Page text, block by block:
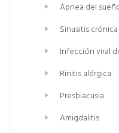
Apnea del
Sinusitis crónica
Infección viral
Rinitis alérgica
Presbiacusia
Amigdalitis